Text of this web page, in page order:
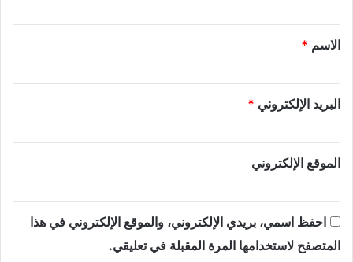
الاسم *
البريد الإلكتروني *
الموقع الإلكتروني
احفظ اسمي، بريدي الإلكتروني، والموقع الإلكتروني في هذا
المتصفح لاستخدامها المرة المقبلة في تعليقي.